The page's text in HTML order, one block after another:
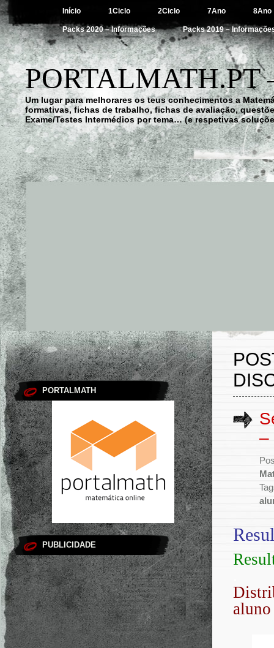
Início 1Ciclo 2Ciclo 7Ano 8Ano
Packs 2020 – Informações Packs 2019 –
Um lugar para melhorares os teus conhecimentos a
formativas, fichas de trabalho, fichas de avaliação,
Exame/Testes Intermédios por tema… (e respetivas
PORTALMATH
PUBLICIDADE
–
aluno